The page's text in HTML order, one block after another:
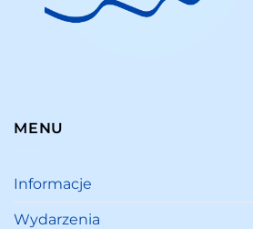
MENU
Informacje
Wydarzenia